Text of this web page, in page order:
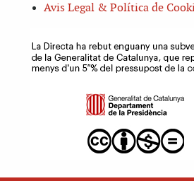
Avis Legal & Política de